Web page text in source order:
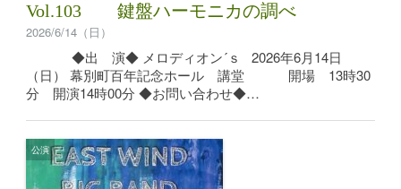
Vol.103 鍵盤ハーモニカの調べ
2026/6/14（日）
◆出 演◆ メロディオン´ｓ 2026年6月14日
（日） 幕別町百年記念ホール 講堂 開場 13時30
分 開演14時00分 ◆お問い合わせ◆…
公演